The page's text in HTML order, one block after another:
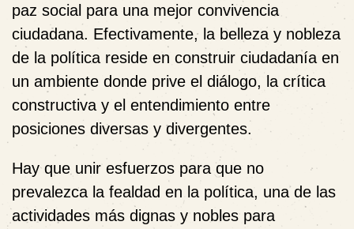
paz social para una mejor convivencia
ciudadana. Efectivamente, la belleza y nobleza
de la política reside en construir ciudadanía en
un ambiente donde prive el diálogo, la crítica
constructiva y el entendimiento entre
posiciones diversas y divergentes.
Hay que unir esfuerzos para que no
prevalezca la fealdad en la política, una de las
actividades más dignas y nobles para